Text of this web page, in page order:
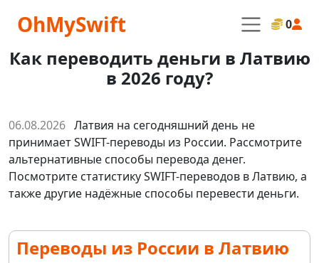
OhMySwift 0
Как переводить деньги в Латвию
в 2026 году?
06.08.2026 Латвия на сегодняшний день не
принимает SWIFT-переводы из России. Рассмотрите
альтернативные способы перевода денег.
Посмотрите статистику SWIFT-переводов в Латвию, а
также другие надёжные способы перевести деньги.
Переводы из России в Латвию